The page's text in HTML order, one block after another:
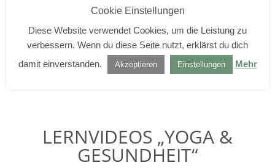
Yoga-Praxis vertiefen, fast wie im Live-Unterricht.
> Weiter
LERNVIDEOS „YOGA &
GESUNDHEIT“
Cookie Einstellungen
Diese Website verwendet Cookies, um die Leistung zu
verbessern. Wenn du diese Seite nutzt, erklärst du dich
damit einverstanden.
Akzeptieren Einstellungen Mehr